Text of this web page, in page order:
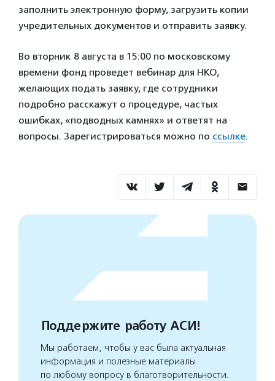
заполнить электронную форму, загрузить копии
учредительных документов и отправить заявку.
Во вторник 8 августа в 15:00 по московскому
времени фонд проведет вебинар для НКО,
желающих подать заявку, где сотрудники
подробно расскажут о процедуре, частых
ошибках, «подводных камнях» и ответят на
вопросы. Зарегистрироваться можно по ссылке.
Поддержите работу АСИ!
Мы работаем, чтобы у вас была актуальная
информация и полезные материалы
по любому вопросу в благотворительности.